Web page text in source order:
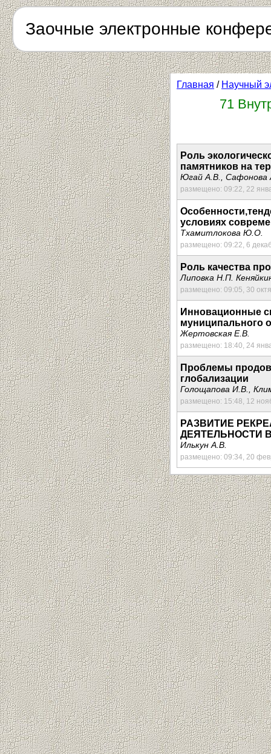
Заочные электронные
Главная / Научный
71
Роль
памятников на
Югай А.В., Сафонова
размещено: 09:22, 22
условиях
Тхамитлокова Ю.О.
размещено: 09:22, 6
Роль качества
Липовка Н.П.
размещено: 09:05, 30
Инновационные
муниципального
Жертовская Е.В.
размещено: 18:40, 24
Проблемы
глобализации
Голощапова И.В.,
размещено: 15:48, 12
РАЗВИТИЕ
ДЕЯТЕЛЬНОСТИ
Илькун А.В.
размещено: 09:34, 20